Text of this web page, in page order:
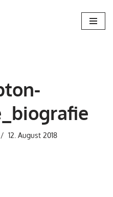
12. August 2018